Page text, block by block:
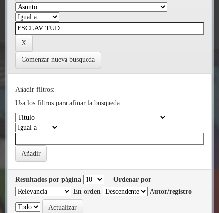
Comenzar nueva busqueda
Añadir filtros:
Usa los filtros para afinar la busqueda.
Resultados por página
Ordenar por
En orden
Autor/registro